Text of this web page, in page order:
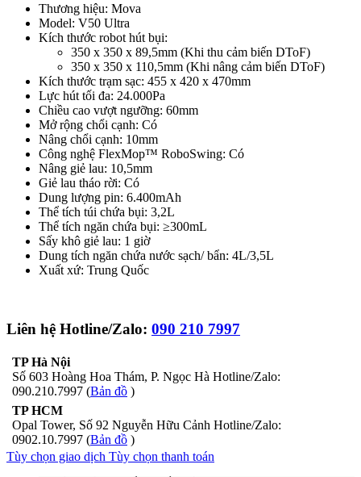
Thương hiệu: Mova
Model: V50 Ultra
Kích thước robot hút bụi:
350 x 350 x 89,5mm (Khi thu cảm biến DToF)
350 x 350 x 110,5mm (Khi nâng cảm biến DToF)
Kích thước trạm sạc: 455 x 420 x 470mm
Lực hút tối đa: 24.000Pa
Chiều cao vượt ngưỡng: 60mm
Mở rộng chổi cạnh: Có
Nâng chổi cạnh: 10mm
Công nghệ FlexMop™ RoboSwing: Có
Nâng giẻ lau: 10,5mm
Giẻ lau tháo rời: Có
Dung lượng pin: 6.400mAh
Thể tích túi chứa bụi: 3,2L
Thể tích ngăn chứa bụi: ≥300mL
Sấy khô giẻ lau: 1 giờ
Dung tích ngăn chứa nước sạch/ bẩn: 4L/3,5L
Xuất xứ: Trung Quốc
Liên hệ Hotline/Zalo: 090 210 7997
TP Hà Nội
Số 603 Hoàng Hoa Thám, P. Ngọc Hà Hotline/Zalo:
090.210.7997 (Bản đồ )
TP HCM
Opal Tower, Số 92 Nguyễn Hữu Cảnh Hotline/Zalo:
0902.10.7997 (Bản đồ )
Tùy chọn giao dịch Tùy chọn thanh toán